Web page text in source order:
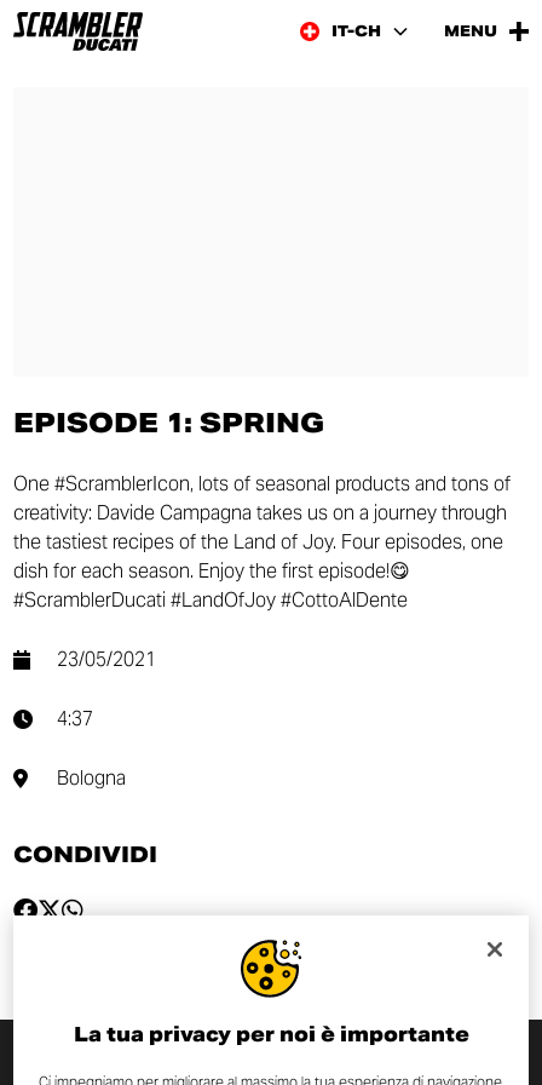
IT-CH MENU
EPISODE 1: SPRING
One #ScramblerIcon, lots of seasonal products and tons of
creativity: Davide Campagna takes us on a journey through
the tastiest recipes of the Land of Joy. Four episodes, one
dish for each season. Enjoy the first episode!😋
#ScramblerDucati #LandOfJoy #CottoAlDente
23/05/2021
4:37
Bologna
CONDIVIDI
La tua privacy per noi è importante
Ci impegniamo per migliorare al massimo la tua esperienza di navigazione.